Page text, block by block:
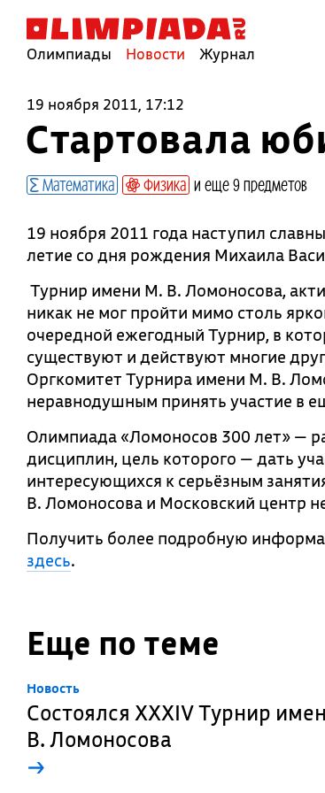
Олимпиады Новости Журнал
19 ноября 2011, 17:12
Стартовала
Математика Физика и еще 9 предметов
19 ноября 2011 года наступил
летие со дня рождения Михаила
Турнир имени М. В. Ломоносова,
никак не мог пройти мимо столь
очередной ежегодный Турнир, в
существуют и действуют многие
Оргкомитет Турнира имени М. В.
неравнодушным принять участие в
Олимпиада «Ломоносов 300 лет» —
дисциплин, цель которого — дать
интересующихся к серьёзным
В. Ломоносова и Московский центр
Получить более подробную
здесь.
Еще по теме
Новость
Состоялся XXXIV Турнир
В. Ломоносова
→